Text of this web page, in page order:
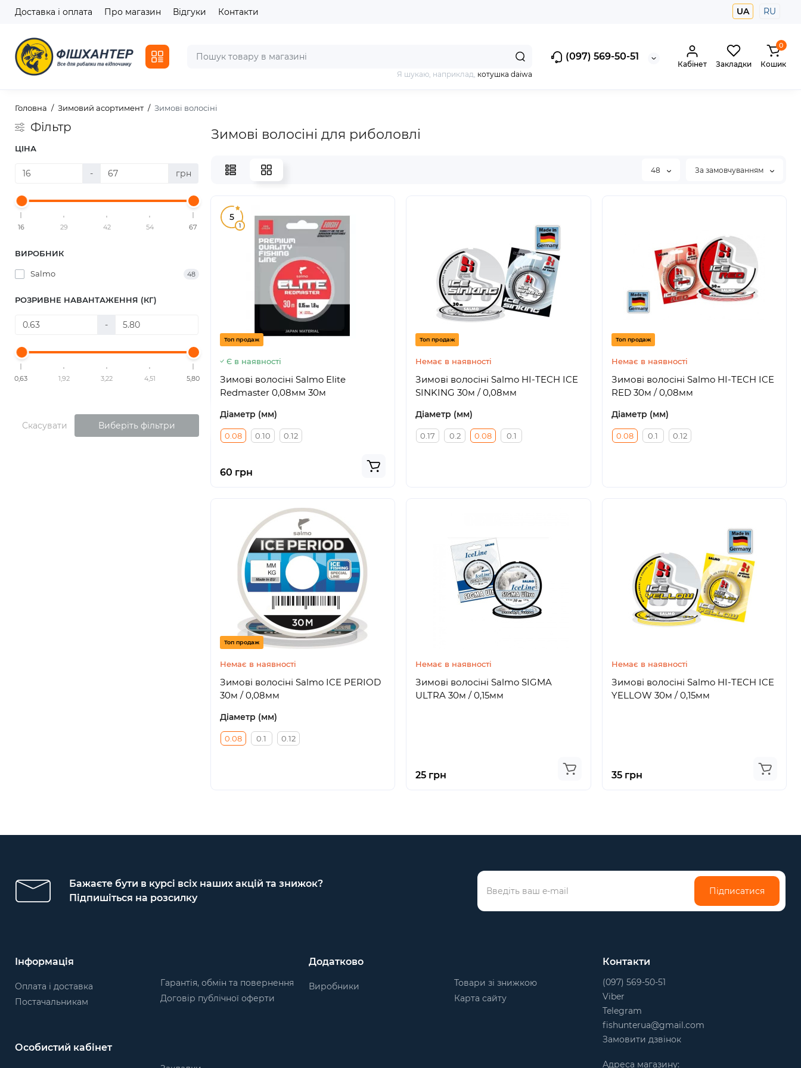
Доставка і оплата Про магазин Відгуки Контакти UA RU
(097) 569-50-51
Я шукаю, наприклад, котушка daiwa
Кабінет Закладки
0
Кошик
Головна Зимовий асортимент Зимові волосіні
Фільтр
ЦІНА
- грн
16 29 42 54 67
ВИРОБНИК
Salmo 48
РОЗРИВНЕ НАВАНТАЖЕННЯ (КГ)
-
0,63 1,92 3,22 4,51 5,80
Скасувати Виберіть фільтри
Зимові волосіні для риболовлі
48 За замовчуванням
5
1
Топ продаж
Є в наявності
Зимові волосіні Salmo Elite
Redmaster 0,08мм 30м
Діаметр (мм)
0.08 0.10 0.12
60 грн
Топ продаж
Немає в наявності
Зимові волосіні Salmo HI-TECH ICE
SINKING 30м / 0,08мм
Діаметр (мм)
0.17 0.2 0.08 0.1
Топ продаж
Немає в наявності
Зимові волосіні Salmo HI-TECH ICE
RED 30м / 0,08мм
Діаметр (мм)
0.08 0.1 0.12
Топ продаж
Немає в наявності
Зимові волосіні Salmo ICE PERIOD
30м / 0,08мм
Діаметр (мм)
0.08 0.1 0.12
Немає в наявності
Зимові волосіні Salmo SIGMA
ULTRA 30м / 0,15мм
25 грн
Немає в наявності
Зимові волосіні Salmo HI-TECH ICE
YELLOW 30м / 0,15мм
35 грн
Бажаєте бути в курсі всіх наших акцій та знижок?
Підпишіться на розсилку
Підписатися
Інформація
Оплата і доставка
Постачальникам
Гарантія, обмін та повернення
Договір публічної оферти
Додатково
Виробники
Товари зі знижкою
Карта сайту
Особистий кабінет
Контакти
(097) 569-50-51
Viber
Telegram
fishunterua@gmail.com
Замовити дзвінок
Адреса магазину: